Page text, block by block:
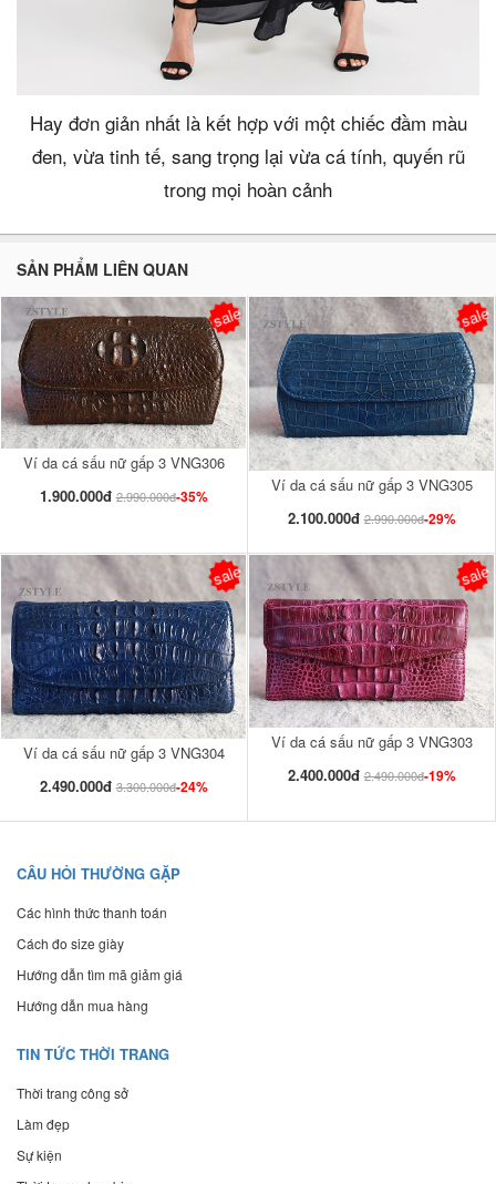
Hay đơn giản nhất là kết hợp với một chiếc đầm màu
đen, vừa tinh tế, sang trọng lại vừa cá tính, quyến rũ
trong mọi hoàn cảnh
SẢN PHẨM LIÊN QUAN
Ví da cá sấu nữ gấp 3 VNG306
1.900.000đ 2.990.000đ-35%
sale
Ví da cá sấu nữ gấp 3 VNG305
2.100.000đ 2.990.000đ-29%
sale
Ví da cá sấu nữ gấp 3 VNG304
2.490.000đ 3.300.000đ-24%
sale
Ví da cá sấu nữ gấp 3 VNG303
2.400.000đ 2.490.000đ-19%
sale
CÂU HỎI THƯỜNG GẶP
Các hình thức thanh toán
Cách đo size giày
Hướng dẫn tìm mã giảm giá
Hướng dẫn mua hàng
TIN TỨC THỜI TRANG
Thời trang công sở
Làm đẹp
Sự kiện